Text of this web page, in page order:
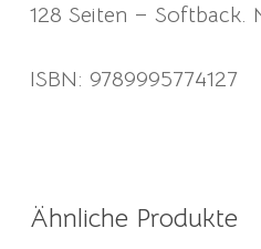
128 Seiten – Softback.
ISBN: 9789995774127
Ähnliche Produkte